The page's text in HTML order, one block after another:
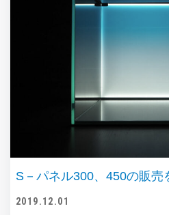
S－パネル300、450の販売
2019.12.01